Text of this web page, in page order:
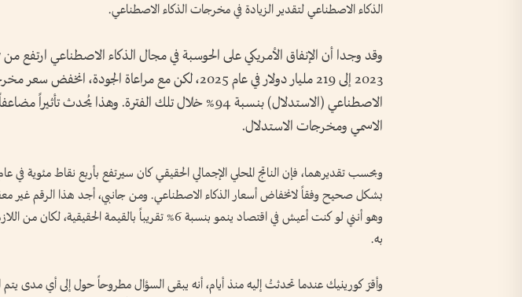
الذكاء الاصطناعي لتقدير الزيادة في مخرجات الذكاء الاصطناعي.
2023 إلى 219 مليار دولار في عام 2025، لكن مع مراعاة الجودة،
الاصطناعي (الاستدلال) بنسبة 94% خلال تلك الفترة. وهذا يُحدث
الاسمي ومخرجات الاستدلال.
بشكل صحيح وفقاً لانخفاض أسعار الذكاء الاصطناعي. ومن جانبي، أجد هذا الرقم غير
وهو أنني لو كنت أعيش في اقتصاد ينمو بنسبة 6% تقريباً بالقيمة
به.
وأقرّ كورينيك عندما تحدثتُ إليه منذ أيام، أنه يبقى السؤال مطروحاً حول إلى أي مدى